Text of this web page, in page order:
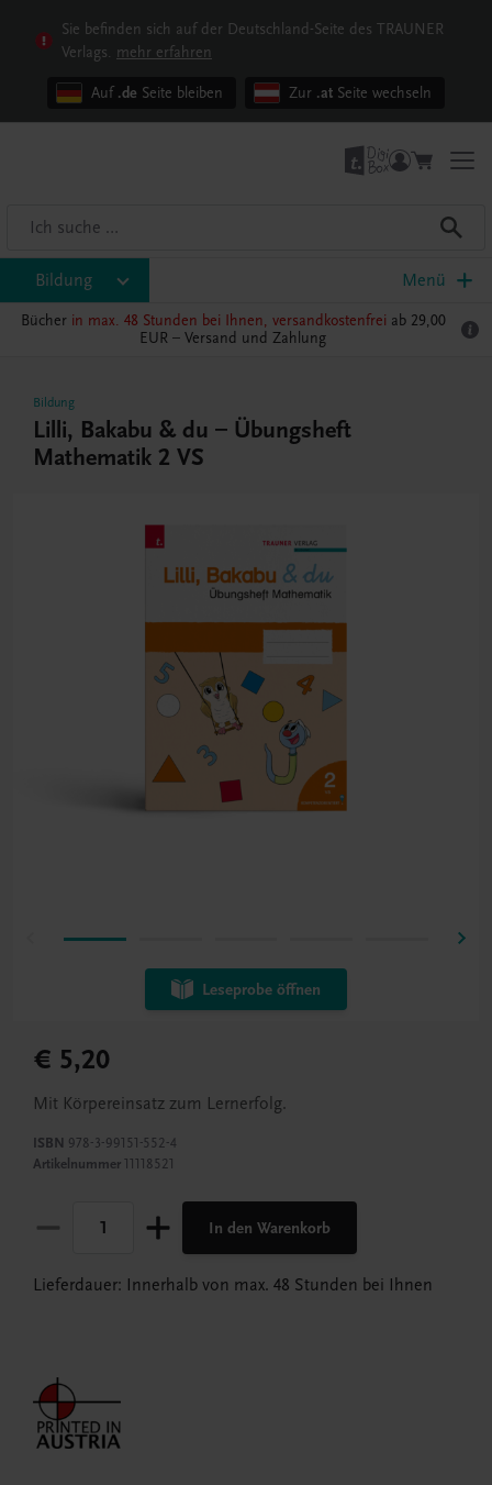
Sie befinden sich auf der Deutschland-Seite des TRAUNER
Verlags. mehr erfahren
Auf .de Seite bleiben Zur .at Seite wechseln
Bildung Menü
Bücher in max. 48 Stunden bei Ihnen, versandkostenfrei ab 29,00
EUR – Versand und Zahlung
Bildung
Lilli, Bakabu & du – Übungsheft
Mathematik 2 VS
Leseprobe öffnen
€ 5,20
Mit Körpereinsatz zum Lernerfolg.
ISBN 978-3-99151-552-4
Artikelnummer 11118521
In den Warenkorb
Lieferdauer: Innerhalb von max. 48 Stunden bei Ihnen